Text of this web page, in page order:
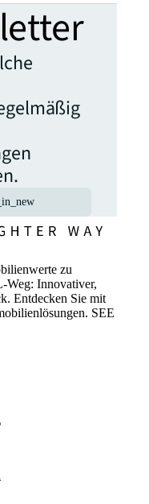
zu
Weg: Innovativer,
Entdecken Sie mit
SEE